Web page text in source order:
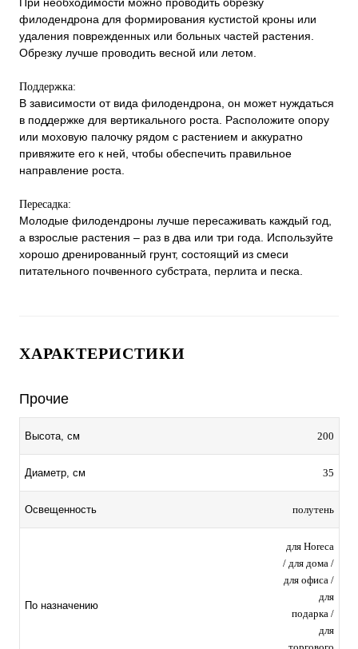
филодендрона для формирования кустистой кроны или
удаления поврежденных или больных частей растения.
Обрезку лучше проводить весной или летом.
Поддержка:
В зависимости от вида филодендрона, он может нуждаться
в поддержке для вертикального роста. Расположите опору
или моховую палочку рядом с растением и аккуратно
привяжите его к ней, чтобы обеспечить правильное
направление роста.
Пересадка:
Молодые филодендроны лучше пересаживать каждый год,
а взрослые растения – раз в два или три года. Используйте
хорошо дренированный грунт, состоящий из смеси
питательного почвенного субстрата, перлита и песка.
ХАРАКТЕРИСТИКИ
Прочие
Высота, см 200
Диаметр, см 35
Освещенность полутень
По назначению
для Horeca
/ для дома /
для офиса /
для
подарка /
для